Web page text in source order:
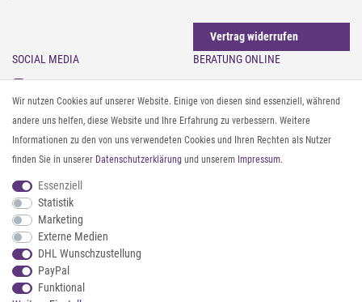
Vertrag widerrufen
SOCIAL MEDIA
Instagram
Facebook
Pinterest
Twitter
Youtube
Threads
BERATUNG ONLINE
Gürtel messen & kürzen
Sonnenbrillen & UV-Schutz
Textilpflege
Textil- und Material-Guide
Geldbörse richtig organisieren
ZAHLUNG & VERSAND
Wir nutzen Cookies auf unserer Website. Einige von diesen sind essenziell, während
andere uns helfen, diese Website und Ihre Erfahrung zu verbessern. Weitere
Informationen zu den von uns verwendeten Cookies und Ihren Rechten als Nutzer
finden Sie in unserer Daten­schutz­erklärung und unserem Impressum.
Essenziell
Statistik
Marketing
Externe Medien
DHL Wunschzustellung
PayPal
Funktional